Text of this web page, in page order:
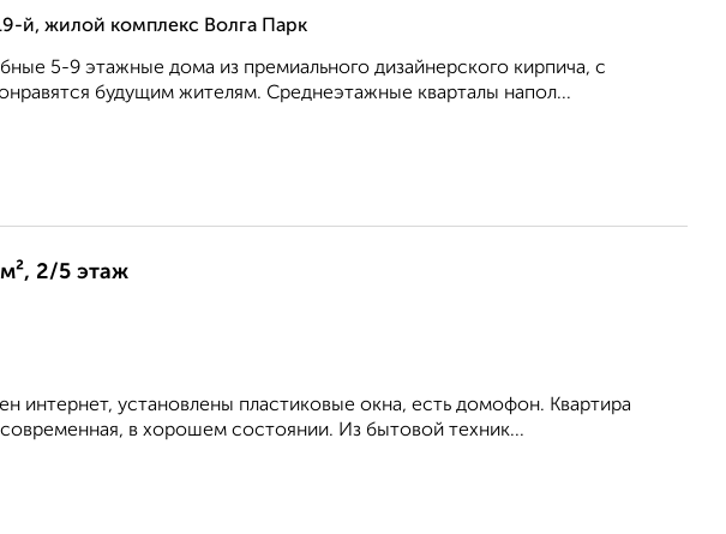
й, жилой комплекс Волга Парк
5-9 этажные дома из премиального дизайнерского кирпича, с
будущим жителям. Среднеэтажные кварталы напол...
2/5 этаж
интернет, установлены пластиковые окна, есть домофон. Квартира
в хорошем состоянии. Из бытовой техник...